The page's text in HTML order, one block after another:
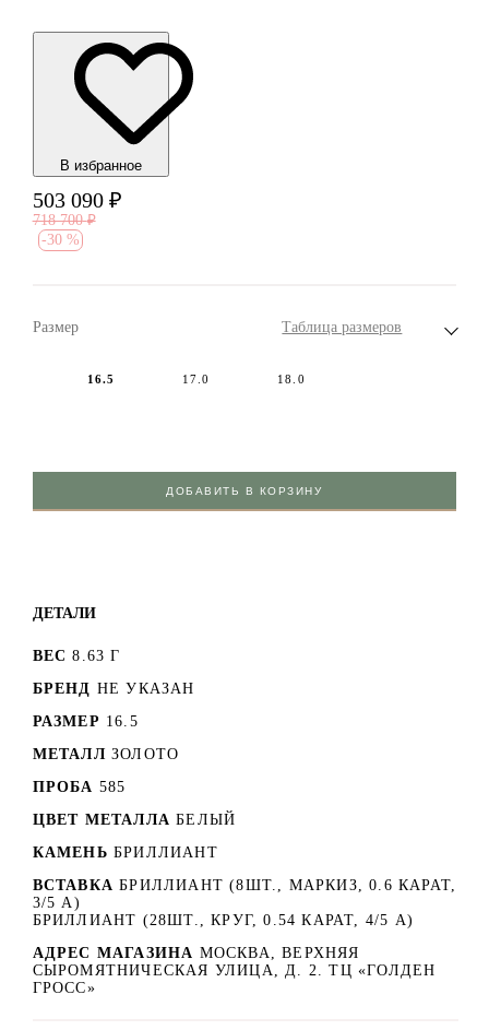
В избранноe
503 090 ₽
718 700 ₽
-30 %
Размер Таблица размеров
16.5 17.0 18.0
ДОБАВИТЬ В КОРЗИНУ
ДЕТАЛИ
ВЕС 8.63 Г
БРЕНД НЕ УКАЗАН
РАЗМЕР 16.5
МЕТАЛЛ ЗОЛОТО
ПРОБА 585
ЦВЕТ МЕТАЛЛА БЕЛЫЙ
КАМЕНЬ БРИЛЛИАНТ
ВСТАВКА БРИЛЛИАНТ (8ШТ., МАРКИЗ, 0.6 КАРАТ,
3/5 А)
БРИЛЛИАНТ (28ШТ., КРУГ, 0.54 КАРАТ, 4/5 А)
АДРЕС МАГАЗИНА МОСКВА, ВЕРХНЯЯ
СЫРОМЯТНИЧЕСКАЯ УЛИЦА, Д. 2. ТЦ «ГОЛДЕН
ГРОСС»